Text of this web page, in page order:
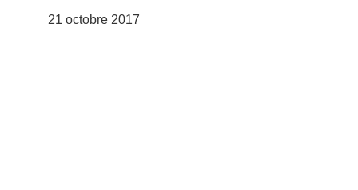
21 octobre 2017